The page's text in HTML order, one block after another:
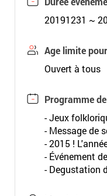
20191231 ~
Age limite
Ouvert à tous
Programme
- Jeux
- Message de
- 2015 !
- Événement
- Degustation